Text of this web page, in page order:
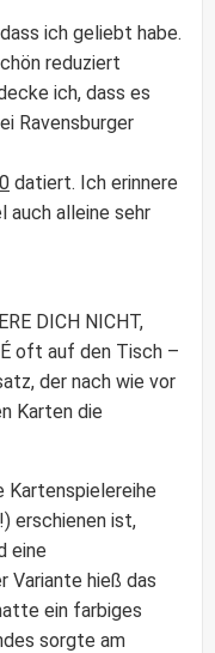
ich geliebt habe.
reduziert
ich, dass es
Ravensburger
datiert. Ich erinnere
auch alleine sehr
DICH NICHT,
oft auf den Tisch –
der nach wie vor
Karten die
Kartenspielereihe
erschienen ist,
eine
Variante hieß das
ein farbiges
sorgte am